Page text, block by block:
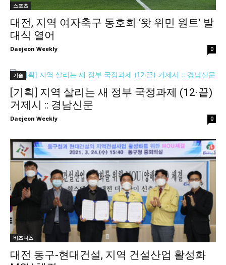
스포츠
대전, 지역 여자축구 동호회 ‘왓 위민 원트’ 발
대식 열어
Daejeon Weekly 0
기술
[기획] 지역 살리는 새 정부 국정과제 (12·끝)
거제시 :: 경남신문
Daejeon Weekly 0
비즈니스
대전 동구-현대건설, 지역 건설산업 활성화